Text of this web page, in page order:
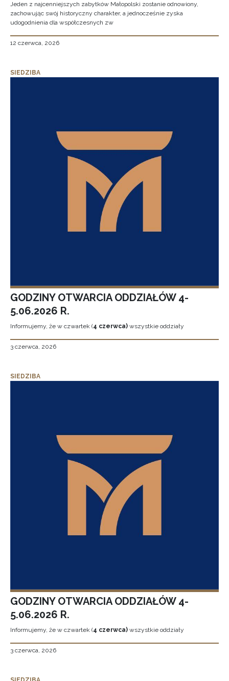
Jeden z najcenniejszych zabytków Małopolski zostanie odnowiony,
zachowując swój historyczny charakter, a jednocześnie zyska
udogodnienia dla współczesnych zw
12 czerwca, 2026
SIEDZIBA
GODZINY OTWARCIA ODDZIAŁÓW 4-
5.06.2026 R.
Informujemy, że w czwartek (4 czerwca) wszystkie oddziały
3 czerwca, 2026
SIEDZIBA
GODZINY OTWARCIA ODDZIAŁÓW 4-
5.06.2026 R.
Informujemy, że w czwartek (4 czerwca) wszystkie oddziały
3 czerwca, 2026